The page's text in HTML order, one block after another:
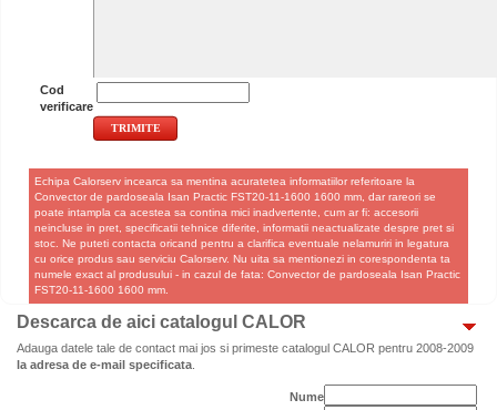
Cod
verificare
Echipa Calorserv incearca sa mentina acuratetea informatiilor referitoare la
Convector de pardoseala Isan Practic FST20-11-1600 1600 mm, dar rareori se
poate intampla ca acestea sa contina mici inadvertente, cum ar fi: accesorii
neincluse in pret, specificatii tehnice diferite, informatii neactualizate despre pret si
stoc. Ne puteti contacta oricand pentru a clarifica eventuale nelamuriri in legatura
cu orice produs sau serviciu Calorserv. Nu uita sa mentionezi in corespondenta ta
numele exact al produsului - in cazul de fata: Convector de pardoseala Isan Practic
FST20-11-1600 1600 mm.
Descarca de aici catalogul CALOR
Adauga datele tale de contact mai jos si primeste catalogul CALOR pentru 2008-2009
la adresa de e-mail specificata
Nume